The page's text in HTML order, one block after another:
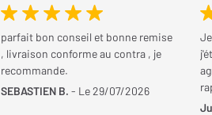
parfait bon conseil et bonne remise
, livraison conforme au contra , je
recommande.
SEBASTIEN B. - Le 29/07/2026